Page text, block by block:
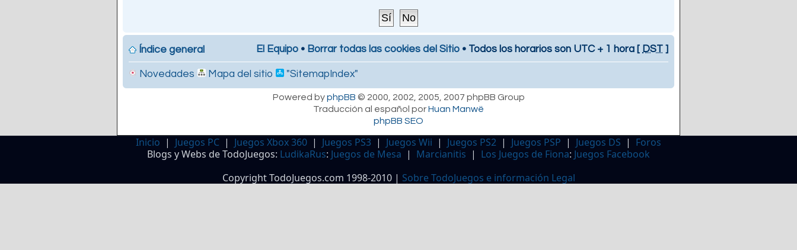
Índice general El Equipo • Borrar todas las cookies del Sitio • Todos los horarios son UTC + 1 hora [ DST ]
Novedades Mapa del sitio "SitemapIndex"
Powered byphpBB © 2000, 2002, 2005, 2007 phpBB Group
Traducción al español porHuan Manwë
phpBB SEO
Inicio | Juegos PC | Juegos Xbox 360 | Juegos PS3 | Juegos Wii | Juegos PS2 | Juegos PSP | Juegos DS | Foros
Blogs y Webs de TodoJuegos: LudikaRus: Juegos de Mesa | Marcianitis | Los Juegos de Fiona: Juegos Facebook
Copyright TodoJuegos.com 1998-2010 | Sobre TodoJuegos e información Legal